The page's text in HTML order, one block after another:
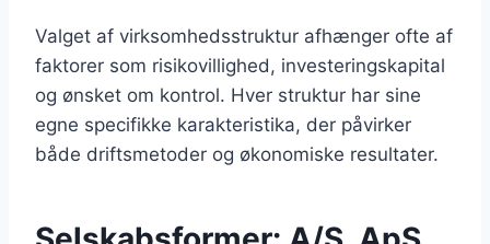
Valget af virksomhedsstruktur afhænger ofte af
faktorer som risikovillighed, investeringskapital
og ønsket om kontrol. Hver struktur har sine
egne specifikke karakteristika, der påvirker
både driftsmetoder og økonomiske resultater.